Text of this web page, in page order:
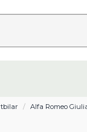
Alfa Romeo